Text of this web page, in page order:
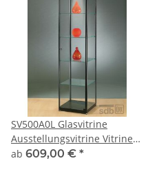
SV500A0L Glasvitrine
Ausstellungsvitrine Vitrine
Schwarz mit Beleuchtung
ab 609,00 € *